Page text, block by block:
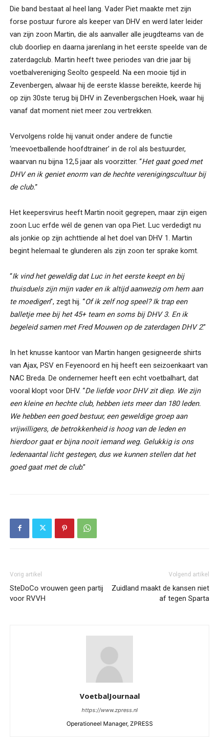
Die band bestaat al heel lang. Vader Piet maakte met zijn
forse postuur furore als keeper van DHV en werd later leider
van zijn zoon Martin, die als aanvaller alle jeugdteams van de
club doorliep en daarna jarenlang in het eerste speelde van de
zaterdagclub. Martin heeft twee periodes van drie jaar bij
voetbalvereniging Seolto gespeeld. Na een mooie tijd in
Zevenbergen, alwaar hij de eerste klasse bereikte, keerde hij
op zijn 30ste terug bij DHV in Zevenbergschen Hoek, waar hij
vanaf dat moment niet meer zou vertrekken.
Vervolgens rolde hij vanuit onder andere de functie
‘meevoetballende hoofdtrainer’ in de rol als bestuurder,
waarvan nu bijna 12,5 jaar als voorzitter. “Het gaat goed met
DHV en ik geniet enorm van de hechte verenigingscultuur bij
de club.”
Het keepersvirus heeft Martin nooit gegrepen, maar zijn eigen
zoon Luc erfde wél de genen van opa Piet. Luc verdedigt nu
als jonkie op zijn achttiende al het doel van DHV 1. Martin
begint helemaal te glunderen als zijn zoon ter sprake komt.
“Ik vind het geweldig dat Luc in het eerste keept en bij
thuisduels zijn mijn vader en ik altijd aanwezig om hem aan
te moedigen”, zegt hij. “Of ik zelf nog speel? Ik trap een
balletje mee bij het 45+ team en soms bij DHV 3. En ik
begeleid samen met Fred Mouwen op de zaterdagen DHV 2.”
In het knusse kantoor van Martin hangen gesigneerde shirts
van Ajax, PSV en Feyenoord en hij heeft een seizoenkaart van
NAC Breda. De ondernemer heeft een echt voetbalhart, dat
vooral klopt voor DHV. “De liefde voor DHV zit diep. We zijn
een kleine en hechte club, hebben iets meer dan 180 leden.
We hebben een goed bestuur, een geweldige groep aan
vrijwilligers, de betrokkenheid is hoog van de leden en
hierdoor gaat er bijna nooit iemand weg. Gelukkig is ons
ledenaantal licht gestegen, dus we kunnen stellen dat het
goed gaat met de club.”
Vorig artikel
SteDoCo vrouwen geen partij
voor RVVH
Volgend artikel
Zuidland maakt de kansen niet
af tegen Sparta
VoetbalJournaal
https://www.zpress.nl
Operationeel Manager, ZPRESS